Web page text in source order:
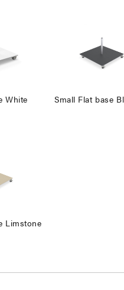
White Small Flat base
Limstone